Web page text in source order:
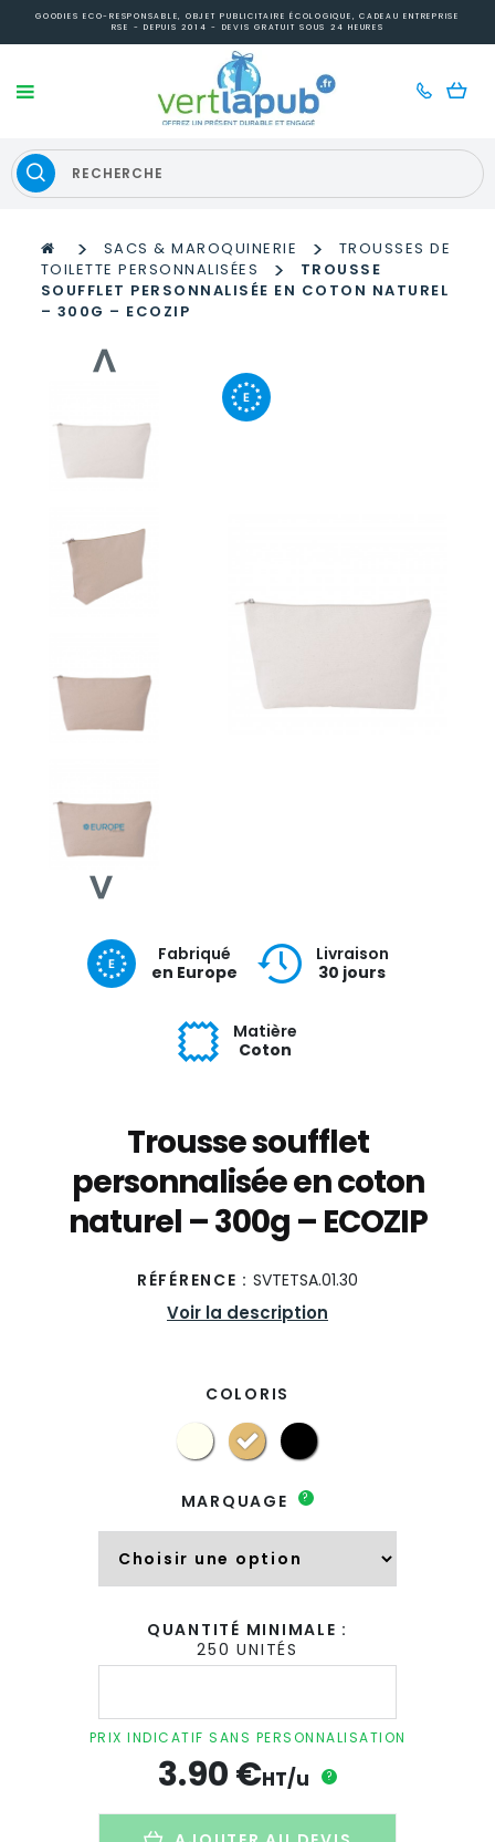
GOODIES ECO-RESPONSABLE, OBJET PUBLICITAIRE ÉCOLOGIQUE, CADEAU ENTREPRISE
RSE - DEPUIS 2014 - DEVIS GRATUIT SOUS 24 HEURES
> SACS & MAROQUINERIE >
TROUSSES DE
TOILETTE PERSONNALISÉES
>
TROUSSE
SOUFFLET PERSONNALISÉE EN COTON NATUREL
– 300G – ECOZIP
Fabriqué
en Europe
Livraison
30 jours
Matière
Coton
Trousse soufflet
personnalisée en coton
naturel – 300g – ECOZIP
RÉFÉRENCE : SVTETSA.01.30
Voir la description
COLORIS
MARQUAGE ?
QUANTITÉ MINIMALE :
250 UNITÉS
quantité
soufflet
personnalisée
PRIX INDICATIF SANS PERSONNALISATION
3.90€HT/u ?